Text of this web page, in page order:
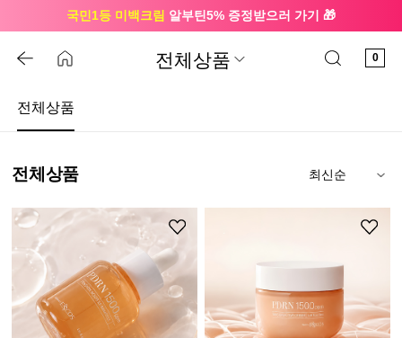
국민1등 미백크림 알부틴5% 증정받으러 가기 🎁
0
전체상품
전체상품
전체상품